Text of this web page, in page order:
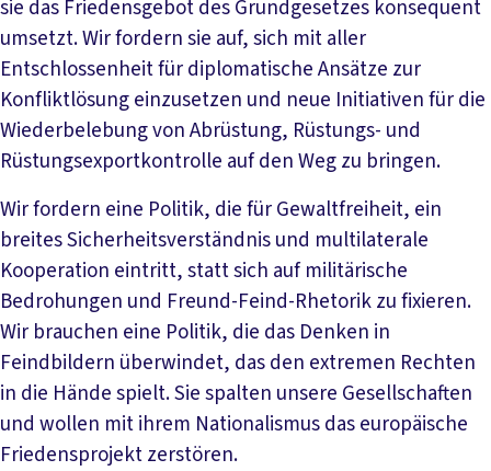
sie das Friedensgebot des Grundgesetzes konsequent
umsetzt. Wir fordern sie auf, sich mit aller
Entschlossenheit für diplomatische Ansätze zur
Konfliktlösung einzusetzen und neue Initiativen für die
Wiederbelebung von Abrüstung, Rüstungs- und
Rüstungsexportkontrolle auf den Weg zu bringen.
Wir fordern eine Politik, die für Gewaltfreiheit, ein
breites Sicherheitsverständnis und multilaterale
Kooperation eintritt, statt sich auf militärische
Bedrohungen und Freund-Feind-Rhetorik zu fixieren.
Wir brauchen eine Politik, die das Denken in
Feindbildern überwindet, das den extremen Rechten
in die Hände spielt. Sie spalten unsere Gesellschaften
und wollen mit ihrem Nationalismus das europäische
Friedensprojekt zerstören.